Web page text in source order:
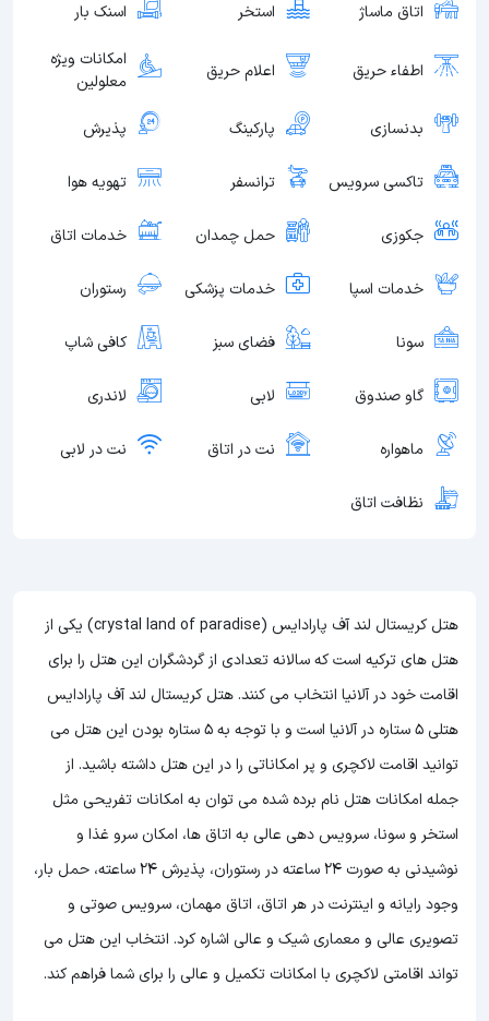
اتاق ماساژ استخر اسنک بار
اطفاء حریق اعلام حریق
امکانات ویژه
معلولین
بدنسازی پارکینگ پذیرش
تاکسی سرویس ترانسفر تهویه هوا
جکوزی حمل چمدان خدمات اتاق
خدمات اسپا خدمات پزشکی رستوران
سونا فضای سبز کافی شاپ
گاو صندوق لابی لاندری
ماهواره نت در اتاق نت در لابی
نظافت اتاق
هتل کریستال لند آف پارادایس (crystal land of paradise) یکی از
هتل های ترکیه است که سالانه تعدادی از گردشگران این هتل را برای
اقامت خود در آلانیا انتخاب می کنند. هتل کریستال لند آف پارادایس
هتلی 5 ستاره در آلانیا است و با توجه به 5 ستاره بودن این هتل
می
توانید اقامت لاکچری و پر امکاناتی را در این هتل داشته باشید. از
جمله امکانات هتل نام برده شده می توان به امکانات تفریحی مثل
استخر و سونا، سرویس دهی عالی به اتاق ها، امکان سرو غذا و
نوشیدنی به صورت 24 ساعته در رستوران، پذیرش 24 ساعته، حمل بار،
وجود رایانه و اینترنت در هر اتاق، اتاق مهمان، سرویس صوتی و
تصویری عالی و معماری شیک و عالی اشاره کرد. انتخاب این هتل می
تواند اقامتی لاکچری با امکانات تکمیل و عالی را برای شما فراهم کند.